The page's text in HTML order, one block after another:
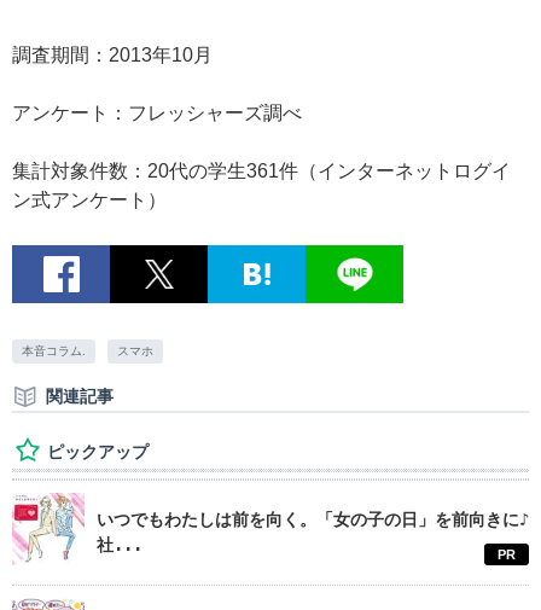
調査期間：2013年10月
アンケート：フレッシャーズ調べ
集計対象件数：20代の学生361件（インターネットログイ
ン式アンケート）
本音コラム. スマホ
関連記事
ピックアップ
いつでもわたしは前を向く。「女の子の日」を前向きに♪
社...
PR